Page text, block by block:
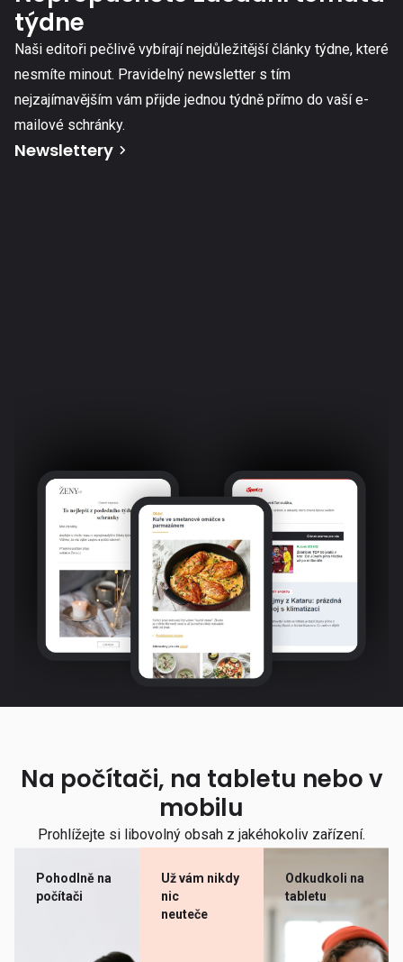
týdne
Naši editoři pečlivě vybírají nejdůležitější články týdne, které
nesmíte minout. Pravidelný newsletter s tím
nejzajímavějším vám přijde jednou týdně přímo do vaší e-
mailové schránky.
Newslettery
Na počítači, na tabletu nebo v
mobilu
Prohlížejte si libovolný obsah z jakéhokoliv zařízení.
Pohodlně na
počítači
Už vám nikdy
nic
neuteče
Odkudkoli na
tabletu